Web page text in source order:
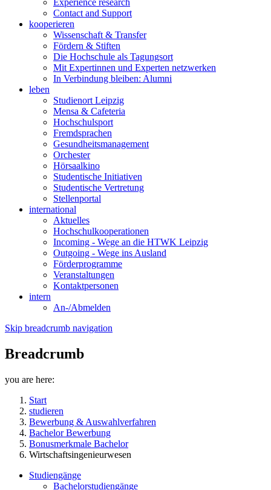
Experience research
Contact and Support
kooperieren
Wissenschaft & Transfer
Fördern & Stiften
Die Hochschule als Tagungsort
Mit Expertinnen und Experten netzwerken
In Verbindung bleiben: Alumni
leben
Studienort Leipzig
Mensa & Cafeteria
Hochschulsport
Fremdsprachen
Gesundheitsmanagement
Orchester
Hörsaalkino
Studentische Initiativen
Studentische Vertretung
Stellenportal
international
Aktuelles
Hochschulkooperationen
Incoming - Wege an die HTWK Leipzig
Outgoing - Wege ins Ausland
Förderprogramme
Veranstaltungen
Kontaktpersonen
intern
An-/Abmelden
Skip breadcrumb navigation
Breadcrumb
you are here:
Start
studieren
Bewerbung & Auswahlverfahren
Bachelor Bewerbung
Bonusmerkmale Bachelor
Wirtschaftsingenieurwesen
Studiengänge
Bachelorstudiengänge